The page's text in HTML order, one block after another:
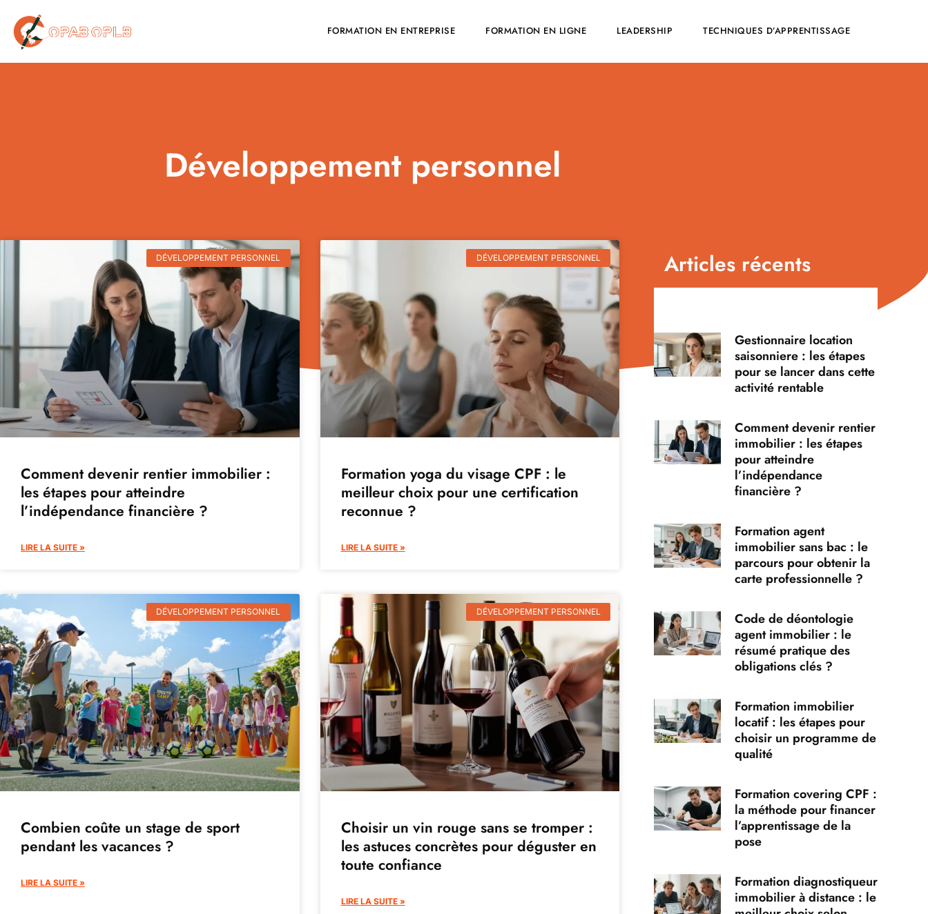
FORMATION EN ENTREPRISE FORMATION EN LIGNE LEADERSHIP TECHNIQUES D’APPRENTISSAGE
Développement personnel
DÉVELOPPEMENT PERSONNEL
Comment devenir rentier immobilier :
les étapes pour atteindre
l’indépendance financière ?
LIRE LA SUITE »
DÉVELOPPEMENT PERSONNEL
Formation yoga du visage CPF : le
meilleur choix pour une certification
reconnue ?
LIRE LA SUITE »
DÉVELOPPEMENT PERSONNEL
Combien coûte un stage de sport
pendant les vacances ?
LIRE LA SUITE »
DÉVELOPPEMENT PERSONNEL
Choisir un vin rouge sans se tromper :
les astuces concrètes pour déguster en
toute confiance
LIRE LA SUITE »
Articles récents
Gestionnaire location
saisonniere : les étapes
pour se lancer dans cette
activité rentable
Comment devenir rentier
immobilier : les étapes
pour atteindre
l’indépendance
financière ?
Formation agent
immobilier sans bac : le
parcours pour obtenir la
carte professionnelle ?
Code de déontologie
agent immobilier : le
résumé pratique des
obligations clés ?
Formation immobilier
locatif : les étapes pour
choisir un programme de
qualité
Formation covering CPF :
la méthode pour financer
l’apprentissage de la
pose
Formation diagnostiqueur
immobilier à distance : le